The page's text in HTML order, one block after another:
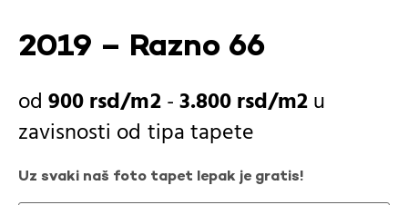
2019 – Razno 66
900rsd -3.800rsd
u
zavisnosti od tipa tapete
Uz svaki naš foto tapet lepak je gratis!